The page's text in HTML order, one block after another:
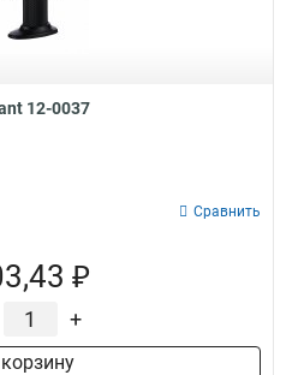
12-0037
Сравнить
₽
+